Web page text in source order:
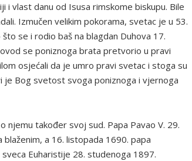
i vlast danu od Isusa rimskome biskupu. Bile
Izmučen velikim pokorama, svetac je u 53.
se i rodio baš na blagdan Duhova 17.
se poniznoga brata pretvorio u pravi
osjećali da je umro pravi svetac i stoga su
je Bog svetost svoga poniznoga i vjernoga
njemu također svoj sud. Papa Pavao V. 29.
a 16. listopada 1690. papa
Euharistije 28. studenoga 1897.